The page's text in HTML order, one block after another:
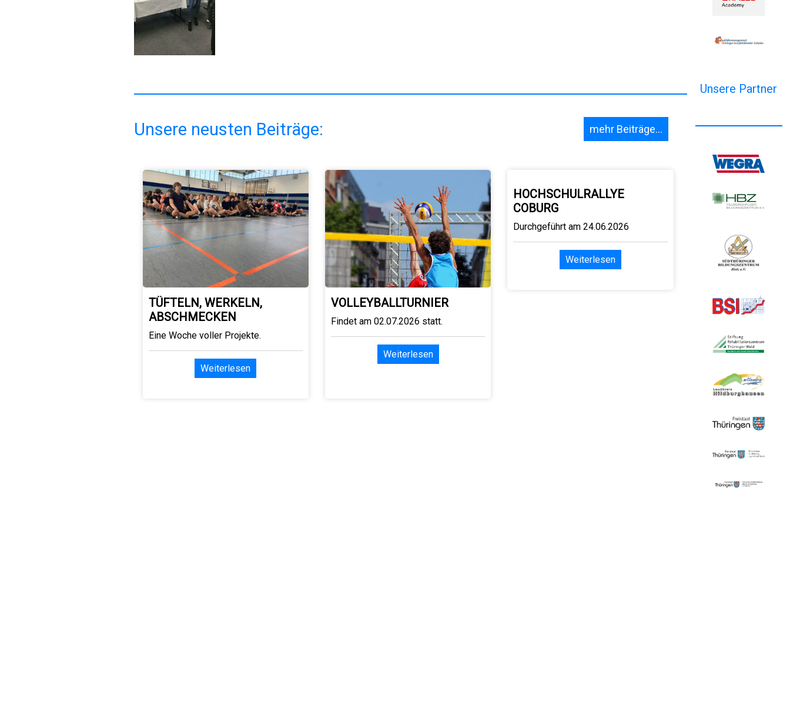
Unsere neusten Beiträge: mehr Beiträge...
TÜFTELN, WERKELN,
ABSCHMECKEN
Eine Woche voller Projekte.
Weiterlesen
VOLLEYBALLTURNIER
Findet am 02.07.2026 statt.
Weiterlesen
HOCHSCHULRALLYE
COBURG
Durchgeführt am 24.06.2026
Weiterlesen
Unsere Partner